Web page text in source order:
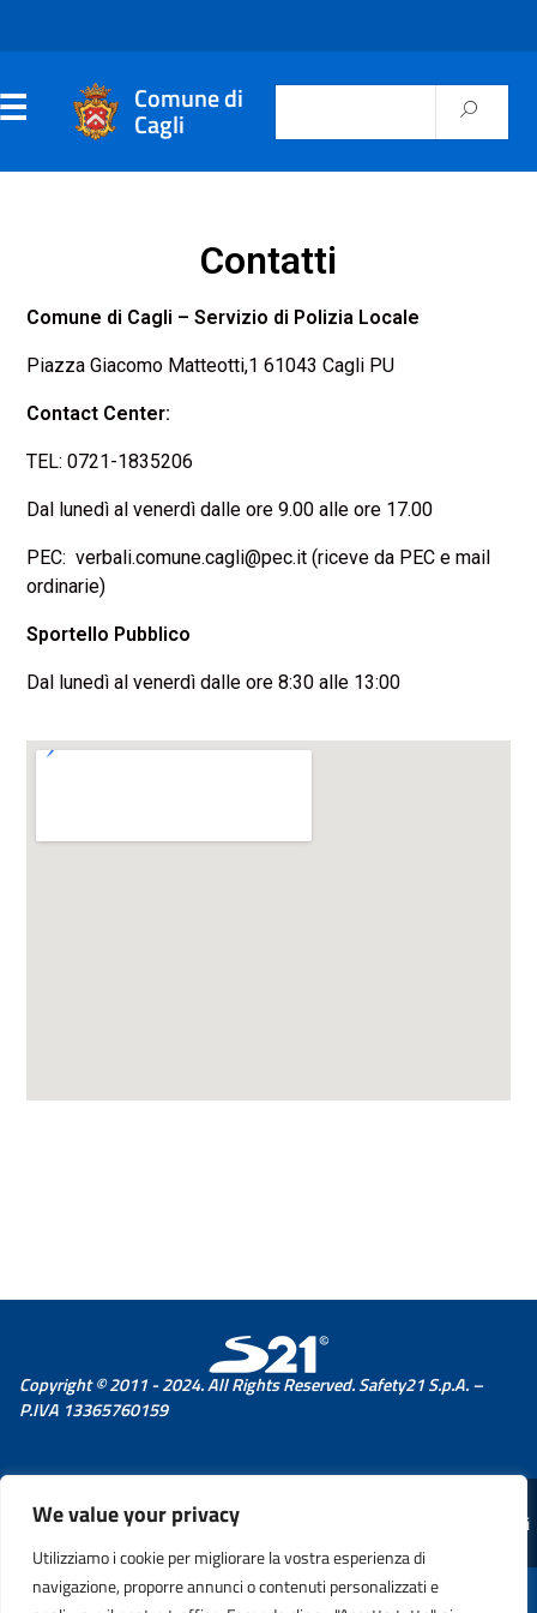
We value your privacy
Utilizziamo i cookie per migliorare la vostra esperienza di
navigazione, proporre annunci o contenuti personalizzati e
Comune di
Cagli
Contatti
Comune di Cagli – Servizio di Polizia Locale
Piazza Giacomo Matteotti,1 61043 Cagli PU
Contact Center:
TEL: 0721-1835206
Dal lunedì al venerdì dalle ore 9.00 alle ore 17.00
PEC: verbali.comune.cagli@pec.it (riceve da PEC e mail
ordinarie)
Sportello Pubblico
Dal lunedì al venerdì dalle ore 8:30 alle 13:00
Copyright © 2011 - 2024. All Rights Reserved. Safety21 S.p.A. –
P.IVA 13365760159
© 2026 Comune di Cagli